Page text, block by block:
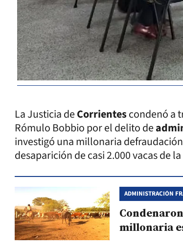
La Justicia deCorrientescondenó a
Rómulo Bobbio por el delito de
investigó una millonaria
desaparición de casi 2.000 vacas de
ADMINISTRACIÓN
millonaria